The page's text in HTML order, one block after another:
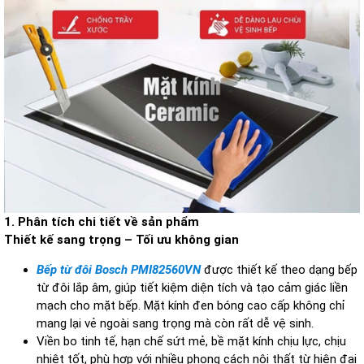
1. Phân tích chi tiết về sản phẩm
Thiết kế sang trọng – Tối ưu không gian
Bếp từ đôi Bosch PMI82560VN được thiết kế theo dạng bếp
từ đôi lắp âm, giúp tiết kiệm diện tích và tạo cảm giác liền
mạch cho mặt bếp. Mặt kính đen bóng cao cấp không chỉ
mang lại vẻ ngoài sang trọng mà còn rất dễ vệ sinh.
Viền bo tinh tế, hạn chế sứt mẻ, bề mặt kính chịu lực, chịu
nhiệt tốt, phù hợp với nhiều phong cách nội thất từ hiện đại